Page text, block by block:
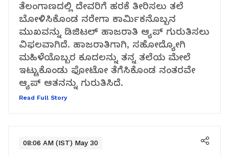
ತೆಲಂಗಾಣದಲ್ಲಿ ದೇವರಿಗೆ ಹರಕೆ ತೀರಿಸಲು ತಲೆ
ಬೋಳಿಸಿಕೊಂಡ ನರೇಗಾ ಕಾರ್ಮಿಕನೊಬ್ಬನ
ಮುಖವನ್ನು ಡಿಜಿಟಲ್ ಹಾಜರಾತಿ ಆ್ಯಪ್ ಗುರುತಿಸಲು
ವಿಫಲವಾಗಿದೆ. ಹಾಜರಾತಿಗಾಗಿ, ಸಹೋದ್ಯೋಗಿ
ಮಹಿಳೆಯೊಬ್ಬರ ಕೂದಲನ್ನು ತನ್ನ ತಲೆಯ ಮೇಲೆ
ಇಟ್ಟುಕೊಂಡು ಫೋಟೋ ತೆಗೆಸಿಕೊಂಡ ನಂತರವೇ
ಆ್ಯಪ್ ಆತನನ್ನು ಗುರುತಿಸಿದೆ.
Read Full Story
08:06 AM (IST) May 30